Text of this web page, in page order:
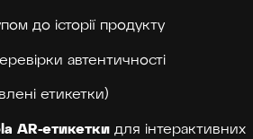
до історії продукту
автентичності
етикетки)
AR-етикетки для інтерактивних